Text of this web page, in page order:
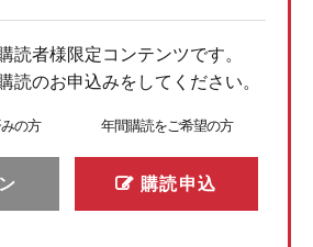
読者様限定コンテンツです。
読のお申込みをしてください。
の方 年間購読をご希望の方
購読申込